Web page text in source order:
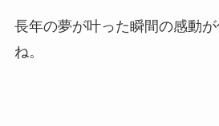
長年の夢が叶った瞬間の感動
ね。